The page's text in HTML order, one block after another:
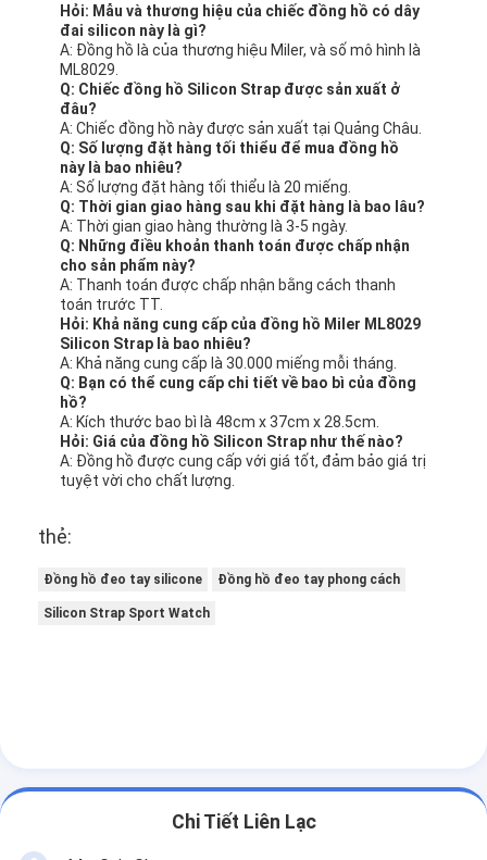
Hỏi: Mẫu và thương hiệu của chiếc đồng hồ có dây
đai silicon này là gì?
A: Đồng hồ là của thương hiệu Miler, và số mô hình là
ML8029.
Q: Chiếc đồng hồ Silicon Strap được sản xuất ở
đâu?
A: Chiếc đồng hồ này được sản xuất tại Quảng Châu.
Q: Số lượng đặt hàng tối thiểu để mua đồng hồ
này là bao nhiêu?
A: Số lượng đặt hàng tối thiểu là 20 miếng.
Q: Thời gian giao hàng sau khi đặt hàng là bao lâu?
A: Thời gian giao hàng thường là 3-5 ngày.
Q: Những điều khoản thanh toán được chấp nhận
cho sản phẩm này?
A: Thanh toán được chấp nhận bằng cách thanh
toán trước TT.
Hỏi: Khả năng cung cấp của đồng hồ Miler ML8029
Silicon Strap là bao nhiêu?
A: Khả năng cung cấp là 30.000 miếng mỗi tháng.
Q: Bạn có thể cung cấp chi tiết về bao bì của đồng
hồ?
A: Kích thước bao bì là 48cm x 37cm x 28.5cm.
Hỏi: Giá của đồng hồ Silicon Strap như thế nào?
A: Đồng hồ được cung cấp với giá tốt, đảm bảo giá trị
tuyệt vời cho chất lượng.
thẻ:
Đồng hồ đeo tay silicone Đồng hồ đeo tay phong cách
Silicon Strap Sport Watch
Chi Tiết Liên Lạc